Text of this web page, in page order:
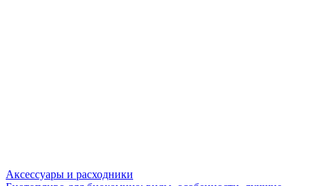
Аксессуары и расходники